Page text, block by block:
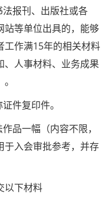
报刊、出版社或各
站等单位出具的，能够
工作满15年的相关材料
、人事材料、业务成果
件复印件。
品一幅（内容不限，
于入会审批参考，并存
以下材料